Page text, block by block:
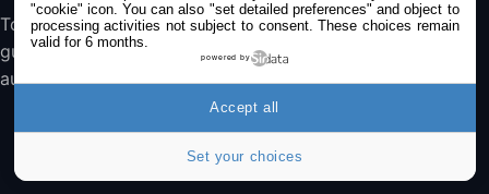
Jabra Biz 2300 - Casque Mono supra-
auriculaire Quick Disconnect - Casque
Filaire avec Microphone Antibruit Pour
Amazon
Accessoire iRobot Roomba - Kit de
Rémplacement Roomba Séries 600
Toute l’actualité Apple, les bons plans, les
guides et les analyses pour suivre l’écosystème
au quotidien.
"cookie" icon. You can also "set detailed preferences" and object to
processing activities not subject to consent. These choices remain
valid for 6 months.
powered by
Set your choices
Accept all